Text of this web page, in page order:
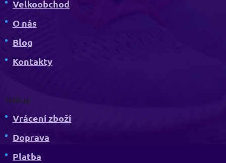
Velkoobchod
O nás
Blog
Kontakty
Nákup
Vrácení zboží
Doprava
Platba